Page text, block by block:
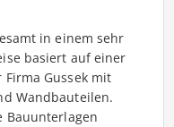
in einem sehr
basiert auf einer
Gussek mit
Wandbauteilen.
Bauunterlagen